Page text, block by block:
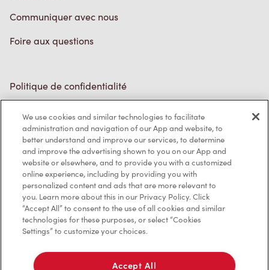
Communiquer avec nous
Foire aux questions
Politique de confidentialité
Marques de commerce
Accessibilité
Diagnostic
Contactez-nous
We use cookies and similar technologies to facilitate
administration and navigation of our App and website, to
better understand and improve our services, to determine
and improve the advertising shown to you on our App and
website or elsewhere, and to provide you with a customized
online experience, including by providing you with
personalized content and ads that are more relevant to
you. Learn more about this in our Privacy Policy. Click
“Accept All” to consent to the use of all cookies and similar
technologies for these purposes, or select “Cookies
Settings” to customize your choices.
Accept All